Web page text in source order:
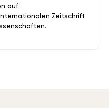
auf
Zeitschrift